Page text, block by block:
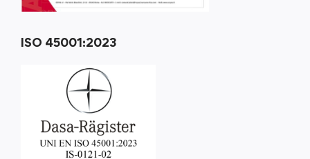
ISO 45001:2023